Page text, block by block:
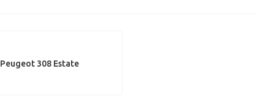
Peugeot 308 Estate